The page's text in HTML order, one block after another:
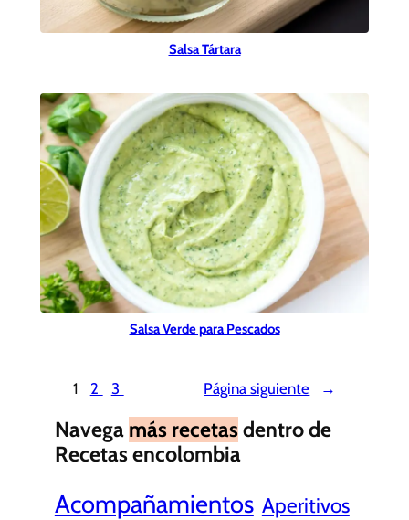
Salsa Tártara
Salsa Verde para Pescados
1 2 3 Página siguiente →
Navega más recetasdentro de
Recetas encolombia
Acompañamientos Aperitivos